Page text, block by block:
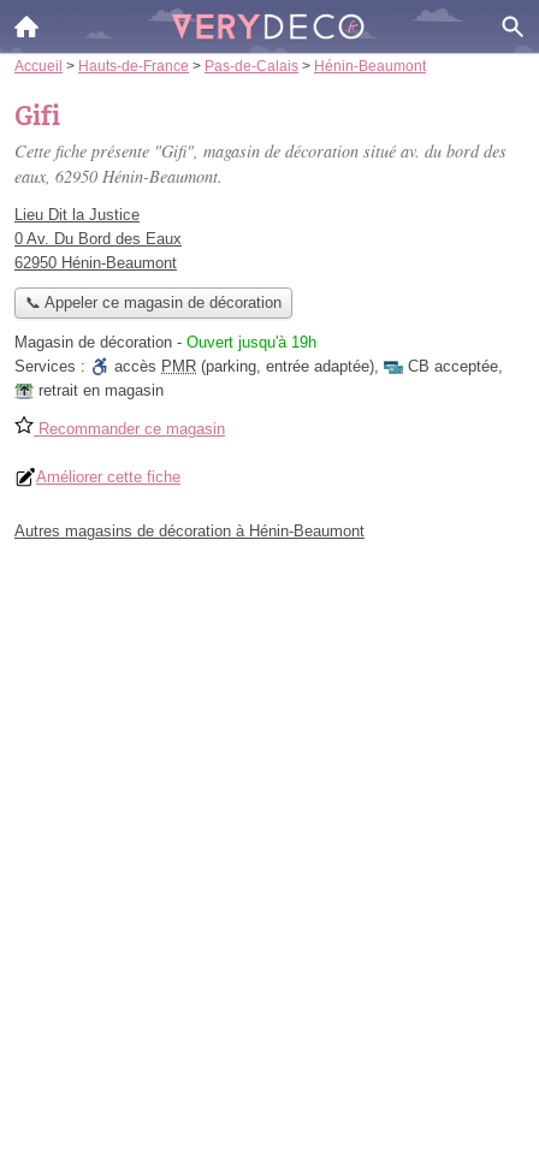
Accueil > Hauts-de-France > Pas-de-Calais > Hénin-Beaumont
Gifi
Cette fiche présente "Gifi", magasin de décoration situé av. du bord des
eaux, 62950 Hénin-Beaumont.
Lieu Dit la Justice
0 Av. Du Bord des Eaux
62950 Hénin-Beaumont
📞 Appeler ce magasin de décoration
Magasin de décoration - Ouvert jusqu'à 19h
Services :
accès PMR (parking, entrée adaptée), CB acceptée,
retrait en magasin
Recommander ce magasin
Améliorer cette fiche
Autres magasins de décoration à Hénin-Beaumont